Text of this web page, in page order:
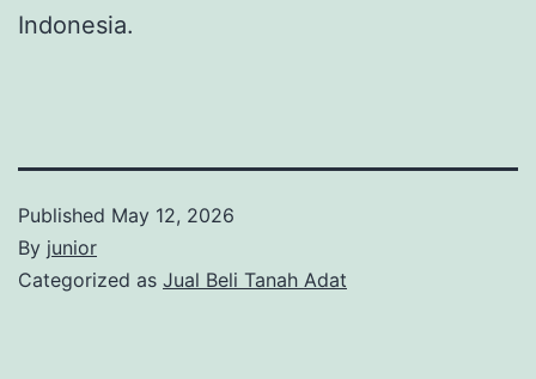
Indonesia.
Published May 12, 2026
By junior
Categorized as Jual Beli Tanah Adat